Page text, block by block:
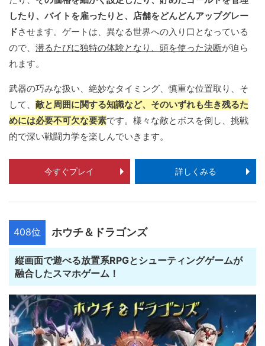
したり、バイトを雇ったりと、店舗をどんどんアップグレー
ドさせます。ゲートは、異なる世界への入り口となっている
ので、 潜るたびに独特の体験となり、頭を使った決断が迫ら
れます。
武器の巧みな扱い、絶妙なタイミング、慎重な位置取り、そ
して、 敵と周囲に関する知識など、そのいずれも生き残るた
めには必要不可欠な要素です。様々な敵とボスを倒し、挑戦
的で深い戦闘力学を楽しんでいきます。
今すぐプレイ 詳しくみる
408位 ホウチ＆ドラゴンズ
縦画面で遊べる放置系RPGとシューティングゲームが
融合したスマホゲーム！